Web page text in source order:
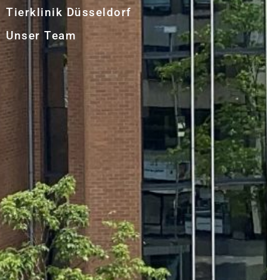
Tierklinik Düsseldorf
Unser Team